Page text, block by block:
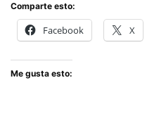
Comparte esto:
Facebook X
Me gusta esto: